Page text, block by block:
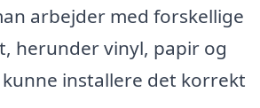
arbejder med forskellige
herunder vinyl, papir og
installere det korrekt